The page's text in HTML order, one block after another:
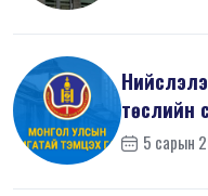
төслийн
5 сарын